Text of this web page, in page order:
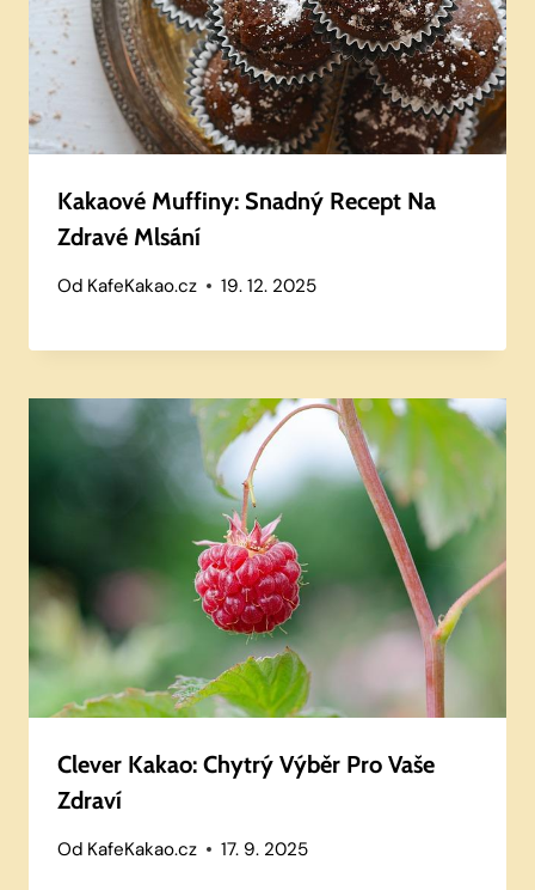
Kakaové Muffiny: Snadný Recept Na
Zdravé Mlsání
Od KafeKakao.cz 19. 12. 2025
Clever Kakao: Chytrý Výběr Pro Vaše
Zdraví
Od KafeKakao.cz 17. 9. 2025